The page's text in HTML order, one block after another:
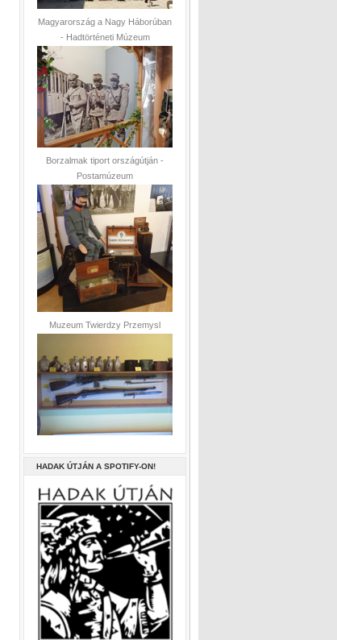
Magyarország a Nagy Háborúban
- Hadtörténeti Múzeum
Borzalmak tiport országútján -
Postamúzeum
Muzeum Twierdzy Przemysl
HADAK ÚTJÁN A SPOTIFY-ON!